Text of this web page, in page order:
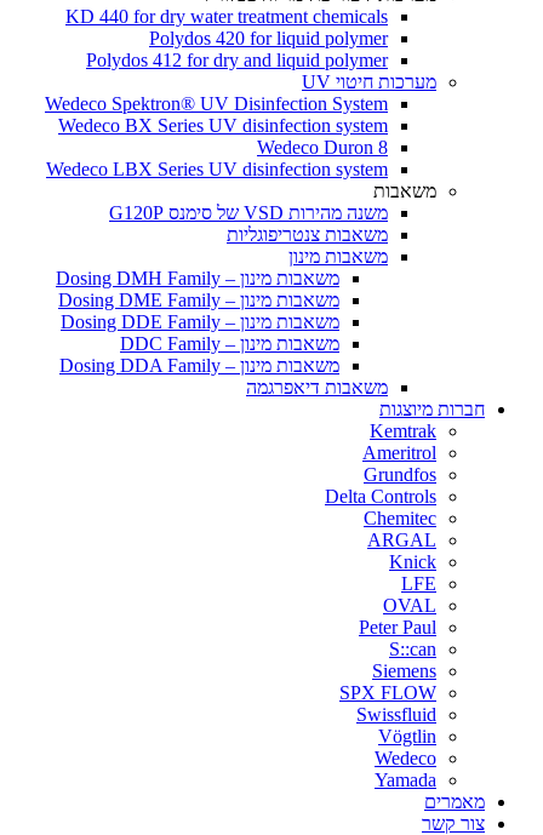
KD 440 for dry water treatment chemicals
Polydos 420 for liquid polymer
Polydos 412 for dry and liquid polymer
מערכות חיטוי UV
Wedeco Spektron® UV Disinfection System
Wedeco BX Series UV disinfection system
Wedeco Duron 8
Wedeco LBX Series UV disinfection system
משאבות
משנה מהירות VSD של סימנס G120P
משאבות צנטריפוגליות
משאבות מינון
משאבות מינון – Dosing DMH Family
משאבות מינון – Dosing DME Family
משאבות מינון – Dosing DDE Family
משאבות מינון – DDC Family
משאבות מינון – Dosing DDA Family
משאבות דיאפרגמה
חברות מיוצגות
Kemtrak
Ameritrol
Grundfos
Delta Controls
Chemitec
ARGAL
Knick
LFE
OVAL
Peter Paul
S::can
Siemens
SPX FLOW
Swissfluid
Vögtlin
Wedeco
Yamada
מאמרים
צור קשר